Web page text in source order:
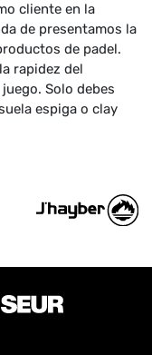
cliente en la
de presentamos la
de padel.
rapidez del
Solo debes
espiga o clay